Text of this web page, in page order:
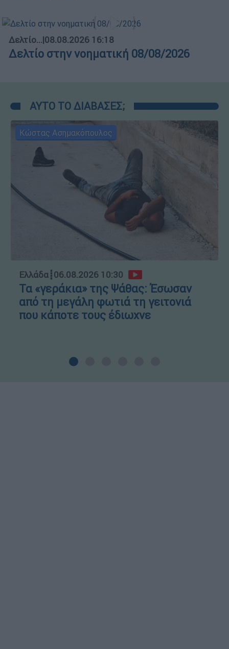
Δελτίο...|08.08.2026 16:18
Δελτίο στην νοηματική 08/08/2026
ΑΥΤΟ ΤΟ ΔΙΑΒΑΣΕΣ;
Κώστας Ασημακόπουλος
Ελλάδα┋06.08.2026 10:30
Τα «γεράκια» της Ψάθας: Έσωσαν
από τη μεγάλη φωτιά τη γειτονιά
που κάποτε τους έδιωχνε